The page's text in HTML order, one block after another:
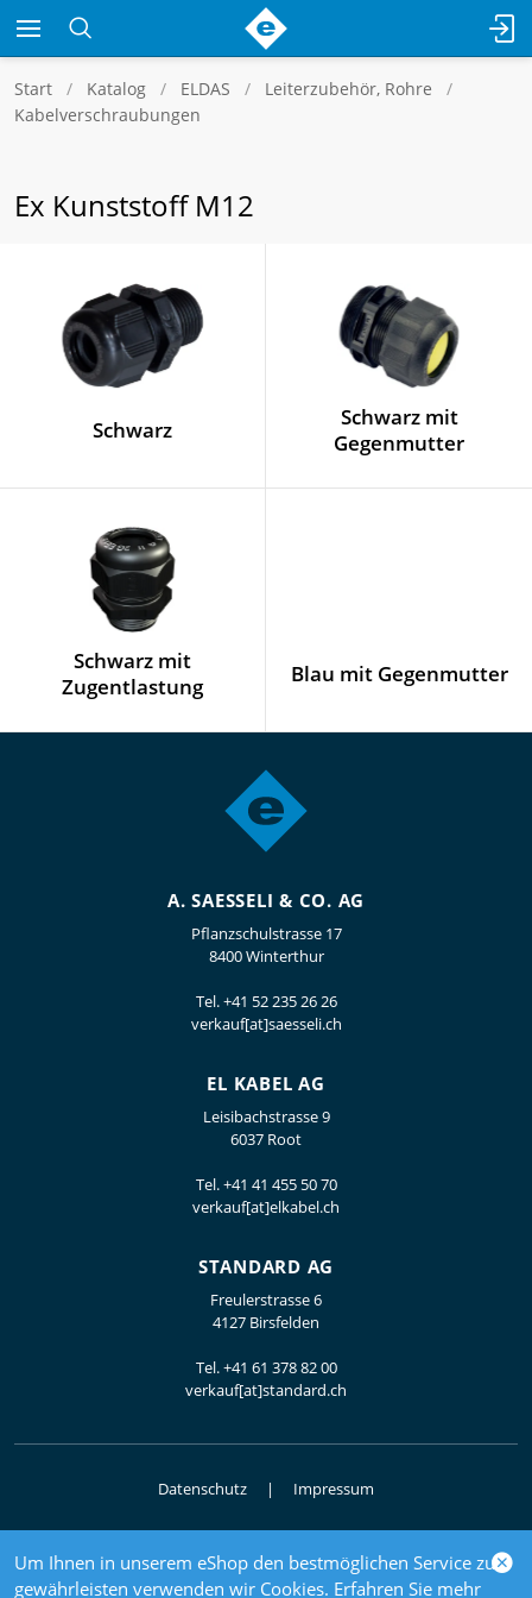
Um Ihnen in unserem eShop den bestmöglichen Service zu
gewährleisten verwenden wir Cookies. Erfahren Sie mehr
Start Katalog ELDAS
Leiterzubehör, Rohre
Kabelverschraubungen
Ex Kunststoff M12
Schwarz
Schwarz mit
Gegenmutter
Schwarz mit
Zugentlastung
Blau mit Gegenmutter
A. SAESSELI & CO. AG
Pflanzschulstrasse 17
8400 Winterthur
Tel.+41 52 235 26 26
verkauf[at]saesseli.ch
EL KABEL AG
Leisibachstrasse 9
6037 Root
Tel.+41 41 455 50 70
verkauf[at]elkabel.ch
STANDARD AG
Freulerstrasse 6
4127 Birsfelden
Tel.+41 61 378 82 00
verkauf[at]standard.ch
Datenschutz Impressum
© 2026 Elektrogrosshandel